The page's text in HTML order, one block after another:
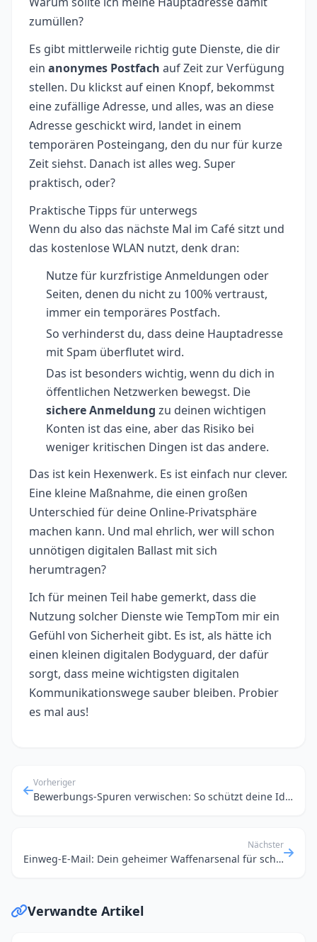
zumüllen?
Es gibt mittlerweile richtig gute Dienste, die dir
ein anonymes Postfach auf Zeit zur Verfügung
stellen. Du klickst auf einen Knopf, bekommst
eine zufällige Adresse, und alles, was an diese
Adresse geschickt wird, landet in einem
temporären Posteingang, den du nur für kurze
Zeit siehst. Danach ist alles weg. Super
praktisch, oder?
Praktische Tipps für unterwegs
Wenn du also das nächste Mal im Café sitzt und
das kostenlose WLAN nutzt, denk dran:
Nutze für kurzfristige Anmeldungen oder
Seiten, denen du nicht zu 100% vertraust,
immer ein temporäres Postfach.
So verhinderst du, dass deine Hauptadresse
mit Spam überflutet wird.
Das ist besonders wichtig, wenn du dich in
öffentlichen Netzwerken bewegst. Die
sichere Anmeldung zu deinen wichtigen
Konten ist das eine, aber das Risiko bei
weniger kritischen Dingen ist das andere.
Das ist kein Hexenwerk. Es ist einfach nur clever.
Eine kleine Maßnahme, die einen großen
Unterschied für deine Online-Privatsphäre
machen kann. Und mal ehrlich, wer will schon
unnötigen digitalen Ballast mit sich
herumtragen?
Ich für meinen Teil habe gemerkt, dass die
Nutzung solcher Dienste wie TempTom mir ein
Gefühl von Sicherheit gibt. Es ist, als hätte ich
einen kleinen digitalen Bodyguard, der dafür
sorgt, dass meine wichtigsten digitalen
Kommunikationswege sauber bleiben. Probier
es mal aus!
Vorheriger
Bewerbungs-Spuren verwischen: So schützt deine Identität auf Jobportalen
Nächster
Einweg-E-Mail: Dein geheimer Waffenarsenal für schnelle Anmeldungen und API-Tests
Verwandte Artikel